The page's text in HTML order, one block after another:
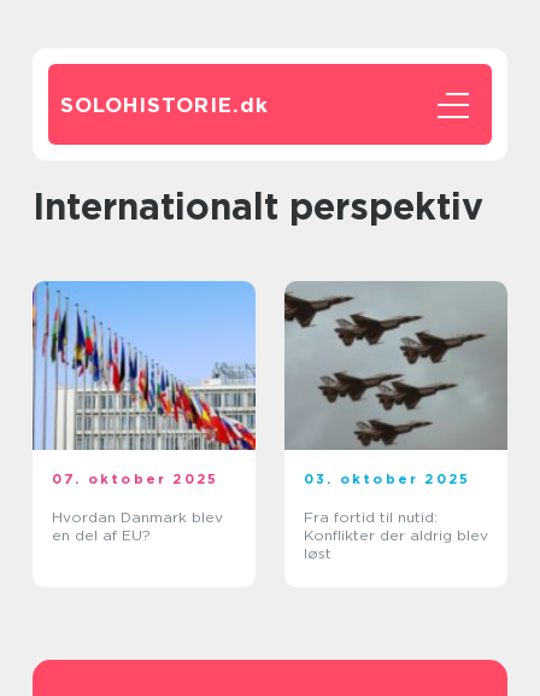
SOLOHISTORIE.dk
Internationalt perspektiv
07. oktober 2025
Hvordan Danmark blev
en del af EU?
03. oktober 2025
Fra fortid til nutid:
Konflikter der aldrig blev
løst